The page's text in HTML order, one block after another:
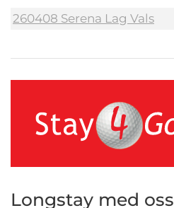
260408 Serena Lag Vals
Longstay med oss